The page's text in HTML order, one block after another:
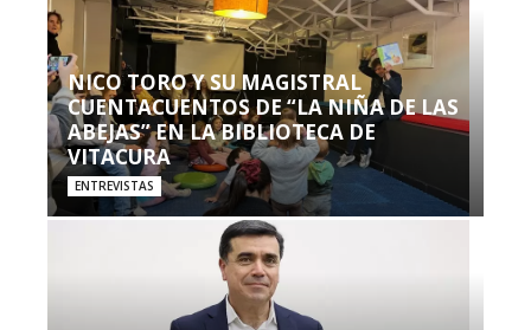
NICO TORO Y SU MAGISTRAL
CUENTACUENTOS DE “LA NIÑA DE LAS
ABEJAS” EN LA BIBLIOTECA DE
VITACURA
ENTREVISTAS